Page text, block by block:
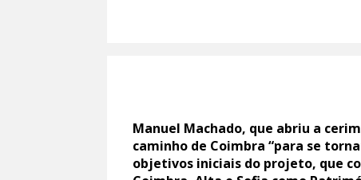
Manuel Machado, que abriu a
caminho de Coimbra “para se
objetivos iniciais do projeto, que